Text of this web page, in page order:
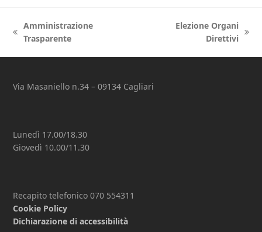
previous
Amministrazione
Trasparente
Elezione Organi
Direttivi
Via Masaniello n.34 – 09134 Cagliari
Lunedì 17.00/18.30
Giovedì 10.00/11.30
Recapito telefonico 070 554311
Cookie Policy
Dichiarazione di accessibilità